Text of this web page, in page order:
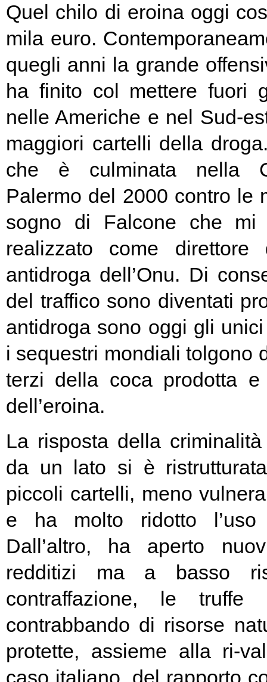
Quel chilo di eroina oggi
mila euro.
quegli anni la grande
ha finito col mettere fuori
nelle Americhe e nel Sud-
maggiori cartelli della
che è culminata nella
Palermo del 2000 contro le
sogno di Falcone che mi
realizzato come direttore
antidroga dell’Onu. Di
del traffico sono diventati
antidroga sono oggi gli
i sequestri mondiali tolgono
terzi della coca prodotta
dell’eroina.
La risposta della
da un lato si è
piccoli cartelli, meno
e ha molto ridotto l’uso
Dall’altro, ha aperto
redditizi ma a basso
contraffazione, le truffe
contrabbando di risorse
protette, assieme alla ri-
caso italiano, del rapporto